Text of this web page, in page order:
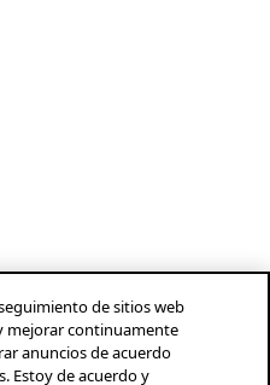
de sitios web
mejorar continuamente
anuncios de acuerdo
Estoy de acuerdo y